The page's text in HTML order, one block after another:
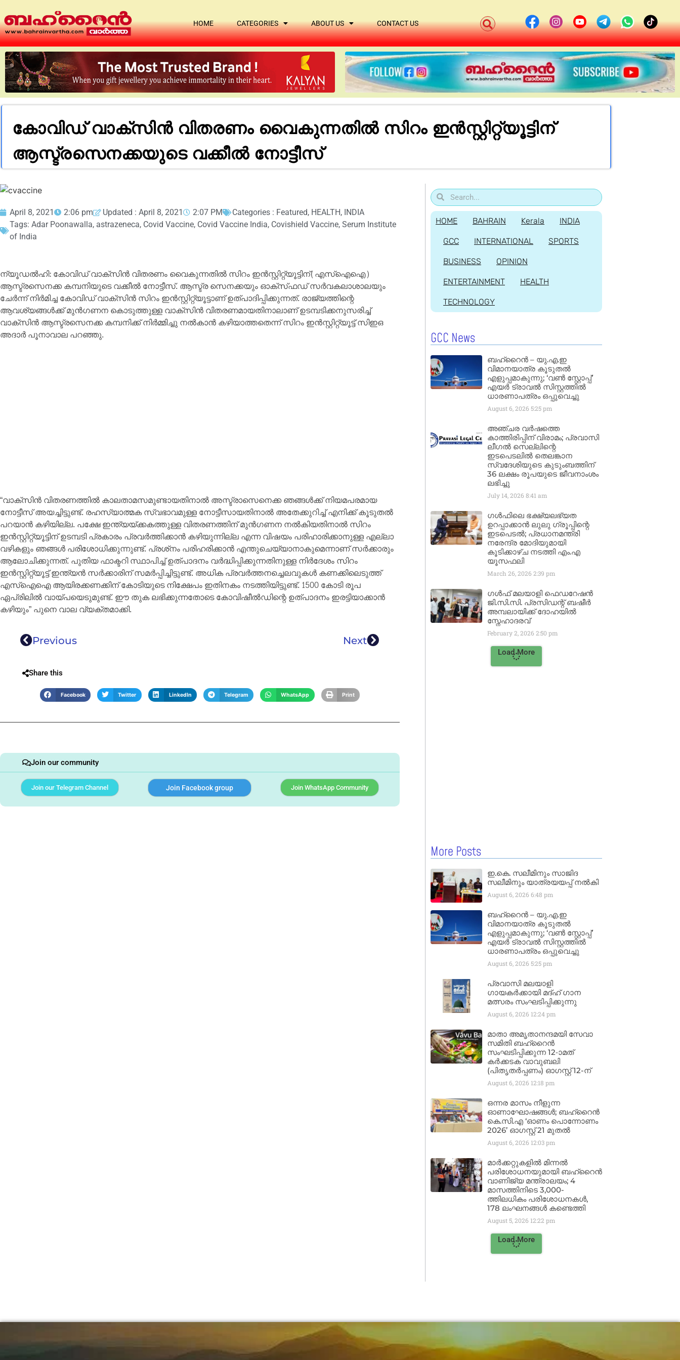
HOME CATEGORIES ABOUT US CONTACT US
കോവിഡ് വാക്‌സിന്‍ വിതരണം വൈകുന്നതിൽ സിറം ഇന്‍സ്റ്റിറ്റ്യൂട്ടിന്
ആസ്ട്രസെനക്കയുടെ വക്കീല്‍ നോട്ടീസ്
April 8, 2021 2:06 pm Updated : April 8, 2021 2:07 PM Categories : Featured, HEALTH, INDIA
Tags: Adar Poonawalla, astrazeneca, Covid Vaccine, Covid Vaccine India, Covishield Vaccine, Serum Institute
of India
ന്യൂഡൽഹി: കോവിഡ് വാക്‌സിന്‍ വിതരണം വൈകുന്നതില്‍ സിറം ഇന്‍സ്റ്റിറ്റ്യൂട്ടിന്(എസ്ഐഐ)
ആസ്ട്രസെനക്ക കമ്പനിയുടെ വക്കീല്‍ നോട്ടീസ്. ആസ്ട്ര സെനക്കയും ഓക്‌സ്‌ഫഡ് സർവകലാശാലയും
ചേര്‍ന്ന് നിര്‍മിച്ച കോവിഡ് വാക്‌സിന്‍ സിറം ഇന്‍സ്റ്റിറ്റ്യൂട്ടാണ് ഉത്പാദിപ്പിക്കുന്നത്. രാജ്യത്തിന്റെ
ആവശ്യങ്ങള്‍ക്ക് മുന്‍ഗണന കൊടുത്തുള്ള വാക്‌സിന്‍ വിതരണമായതിനാലാണ് ഉടമ്പടിക്കനുസരിച്ച്
വാക്‌സിന്‍ ആസ്ട്രസെനക്ക കമ്പനിക്ക് നിര്‍മ്മിച്ചു നല്‍കാന്‍ കഴിയാത്തതെന്ന് സിറം ഇന്‍സ്റ്റിറ്റ്യൂട്ട് സിഇഒ
അദാര്‍ പൂനാവാല പറഞ്ഞു.
“വാക്സിന്‍ വിതരണത്തില്‍ കാലതാമസമുണ്ടായതിനാല്‍ അസ്ട്രാസെനെക്ക ഞങ്ങള്‍ക്ക് നിയമപരമായ
നോട്ടീസ് അയച്ചിട്ടുണ്ട്. രഹസ്യാത്മക സ്വഭാവമുള്ള നോട്ടീസായതിനാല്‍ അതേക്കുറിച്ച് എനിക്ക് കൂടുതല്‍
പറയാന്‍ കഴിയില്ല. പക്ഷേ ഇന്ത്യയ്ക്കകത്തുള്ള വിതരണത്തിന് മുന്‍ഗണന നല്‍കിയതിനാല്‍ സിറം
ഇന്‍സ്റ്റിറ്റ്യൂട്ടിന് ഉടമ്പടി പ്രകാരം പ്രവര്‍ത്തിക്കാന്‍ കഴിയുന്നില്ല എന്ന വിഷയം പരിഹാരിക്കാനുള്ള എല്ലാ
വഴികളും ഞങ്ങള്‍ പരിശോധിക്കുന്നുണ്ട്. പ്രശ്‌നം പരിഹരിക്കാന്‍ എന്തുചെയ്യാനാകുമെന്നാണ് സര്‍ക്കാരും
ആലോചിക്കുന്നത്. പുതിയ ഫാക്ടറി സ്ഥാപിച്ച് ഉത്പാദനം വര്‍ദ്ധിപ്പിക്കുന്നതിനുള്ള നിര്‍ദേശം സിറം
ഇന്‍സ്റ്റിറ്റ്യൂട്ട് ഇന്ത്യന്‍ സര്‍ക്കാരിന് സമര്‍പ്പിച്ചിട്ടുണ്ട്. അധിക പ്രവര്‍ത്തനച്ചെലവുകള്‍ കണക്കിലെടുത്ത്
എസ്ഐഐ ആയിരക്കണക്കിന് കോടിയുടെ നിക്ഷേപം ഇതിനകം നടത്തിയിട്ടുണ്ട്. 1500 കോടി രൂപ
ഏപ്രിലില്‍ വായ്പയെടുമുണ്ട്. ഈ തുക ലഭിക്കുന്നതോടെ കോവിഷീല്‍ഡിന്റെ ഉത്പാദനം ഇരട്ടിയാക്കാന്‍
കഴിയും” പുനെ വാല വ്യക്തമാക്കി.
Previous Next
Share this
Facebook Twitter LinkedIn Telegram WhatsApp Print
Join our community
Join our Telegram Channel Join Facebook group Join WhatsApp Community
HOME BAHRAIN Kerala INDIA
GCC INTERNATIONAL SPORTS
BUSINESS OPINION
ENTERTAINMENT HEALTH
TECHNOLOGY
GCC News
ബഹ്‌റൈൻ – യു.എ.ഇ
വിമാനയാത്ര കൂടുതൽ
എളുപ്പമാകുന്നു; ‘വൺ സ്റ്റോപ്പ്’
എയർ ട്രാവൽ സിസ്റ്റത്തിൽ
ധാരണാപത്രം ഒപ്പുവെച്ചു
August 6, 2026 5:25 pm
അഞ്ചര വർഷത്തെ
കാത്തിരിപ്പിന് വിരാമം; പ്രവാസി
ലീഗൽ സെല്ലിന്റെ
ഇടപെടലിൽ തെലങ്കാന
സ്വദേശിയുടെ കുടുംബത്തിന്
36 ലക്ഷം രൂപയുടെ ജീവനാംശം
ലഭിച്ചു
July 14, 2026 8:41 am
ഗൾഫിലെ ഭക്ഷ്യലഭ്യത
ഉറപ്പാക്കാൻ ലുലു ഗ്രൂപ്പിന്റെ
ഇടപെടൽ; പ്രധാനമന്ത്രി
നരേന്ദ്ര മോദിയുമായി
കൂടിക്കാഴ്ച നടത്തി എം.എ
യൂസഫലി
March 26, 2026 2:39 pm
ഗൾഫ് മലയാളി ഫെഡറേഷൻ
ജി.സി.സി. പ്രസിഡന്റ് ബഷീർ
അമ്പലായിക്ക് ദോഹയിൽ
സ്നേഹാദരവ്
February 2, 2026 2:50 pm
Load More
More Posts
ഇ.കെ. സലീമിനും സാജിദ
സലീമിനും യാത്രയയപ്പ് നൽകി
August 6, 2026 6:48 pm
ബഹ്‌റൈൻ – യു.എ.ഇ
വിമാനയാത്ര കൂടുതൽ
എളുപ്പമാകുന്നു; ‘വൺ സ്റ്റോപ്പ്’
എയർ ട്രാവൽ സിസ്റ്റത്തിൽ
ധാരണാപത്രം ഒപ്പുവെച്ചു
August 6, 2026 5:25 pm
പ്രവാസി മലയാളി
ഗായകർക്കായി മദ്ഹ് ഗാന
മത്സരം സംഘടിപ്പിക്കുന്നു
August 6, 2026 12:24 pm
മാതാ അമൃതാനന്ദമയി സേവാ
സമിതി ബഹ്‌റൈൻ
സംഘടിപ്പിക്കുന്ന 12-ാമത്
കർക്കടക വാവുബലി
(പിതൃതർപ്പണം) ഓഗസ്റ്റ് 12-ന്
August 6, 2026 12:18 pm
ഒന്നര മാസം നീളുന്ന
ഓണാഘോഷങ്ങൾ; ബഹ്‌റൈൻ
കെ.സി.എ ‘ഓണം പൊന്നോണം
2026’ ഓഗസ്റ്റ് 21 മുതൽ
August 6, 2026 12:03 pm
മാർക്കറ്റുകളിൽ മിന്നൽ
പരിശോധനയുമായി ബഹ്‌റൈൻ
വാണിജ്യ മന്ത്രാലയം; 4
മാസത്തിനിടെ 3,000-
ത്തിലധികം പരിശോധനകൾ,
178 ലംഘനങ്ങൾ കണ്ടെത്തി
August 5, 2026 12:22 pm
Load More